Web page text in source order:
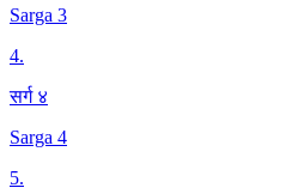
Sarga 3
4.
सर्ग ४
Sarga 4
5.